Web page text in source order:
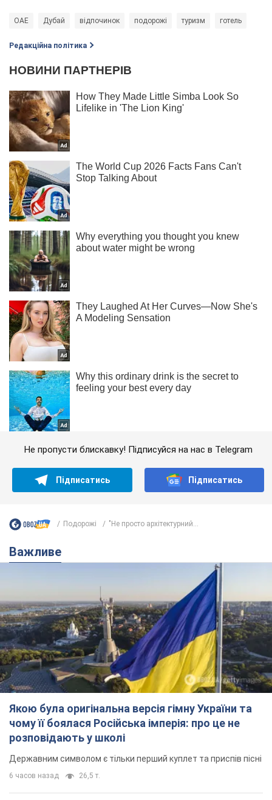
ОАЕ Дубай відпочинок подорожі туризм готель
Редакційна політика
Не пропусти блискавку! Підписуйся на нас в Telegram
Підписатись Підписатись
Подорожі "Не просто архітектурний...
Важливе
Якою була оригінальна версія гімну України та
чому її боялася Російська імперія: про це не
розповідають у школі
Державним символом є тільки перший куплет та приспів пісні
6 часов назад 26,5 т.